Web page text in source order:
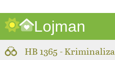
Lojman
HB 1365 -